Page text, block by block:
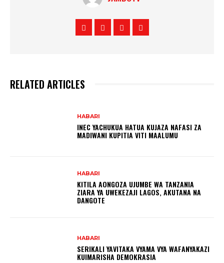
RELATED ARTICLES
HABARI
INEC YACHUKUA HATUA KUJAZA NAFASI ZA
MADIWANI KUPITIA VITI MAALUMU
HABARI
KITILA AONGOZA UJUMBE WA TANZANIA
ZIARA YA UWEKEZAJI LAGOS, AKUTANA NA
DANGOTE
HABARI
SERIKALI YAVITAKA VYAMA VYA WAFANYAKAZI
KUIMARISHA DEMOKRASIA